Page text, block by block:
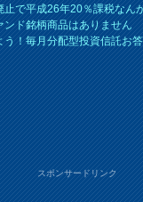
止で平成26年20％課税なん
ンド銘柄商品はありません
う！毎月分配型投資信託お
スポンサードリンク